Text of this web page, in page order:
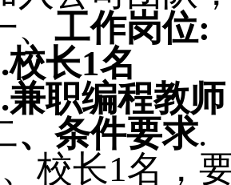
工作岗位:
长1名
编程教师
、 条件要求.
长1名，要